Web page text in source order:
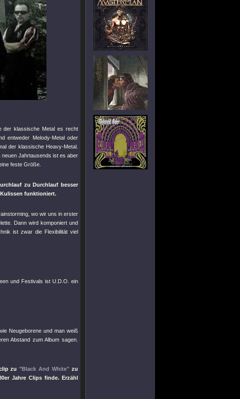
der klassische Metal es recht
entweder Melody-Metal oder
der klassische Heavy-Metal.
neuen Jahrtausends ist es aber
feste Größe.
zu Durchlauf besser
funktioniert.
wo wir uns in erster
Dann wird komponiert und
ist zwar die Flexibilität viel
und Festivals ist U.D.O. ein
Neugeborene und man weiß
Abstand zum Album sagen.
zu"Black And White" zu
Jahre Clips finde. Erzähl